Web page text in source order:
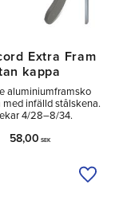
Extra Fram
kappa
aluminiumframsko
med infälld stålskena.
4/28–8/34.
58,00 SEK